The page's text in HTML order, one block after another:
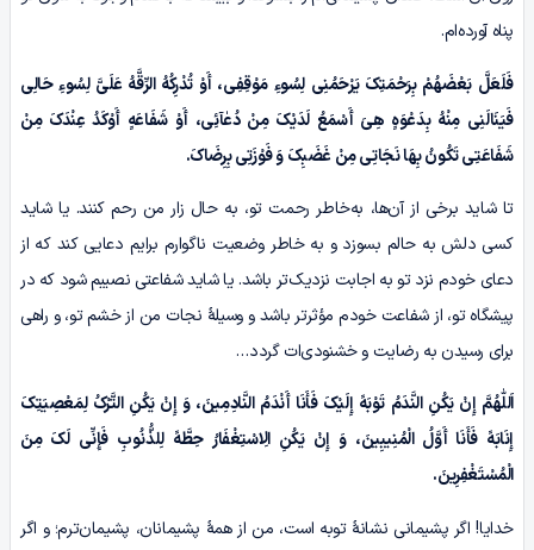
پناه آورده‌ام.
فَلَعَلَّ بَعْضَهُمْ بِرَحْمَتِکَ یَرْحَمُنِی لِسُوءِ مَوْقِفِی، أَوْ تُدْرِکُهُ الرِّقَّهُ عَلَیَّ لِسُوءِ حَالِی
فَیَنَالَنِی مِنْهُ بِدَعْوَهٍ هِیَ أَسْمَعُ لَدَیْکَ مِنْدُعٰآئِی، أَوْ شَفَاعَهٍ أَوْکَدُ عِنْدَکَ مِنْ
شَفَاعَتِی تَکُونُ بِهَا نَجَاتِی مِنْ غَضَبِکَ وَ فَوْزَتِی بِرِضَاکَ.
تا شاید برخی از آن‌ها، به‌خاطر رحمت تو، به حال زار من رحم کنند. یا شاید
کسی دلش به حالم بسوزد و به خاطر وضعیت ناگوارم برایم دعایی کند که از
دعای خودم نزد تو به اجابت نزدیک‌تر باشد. یا شاید شفاعتی نصیبم شود که در
پیشگاه تو، از شفاعت خودم مؤثرتر باشد و وسیلۀ نجات من از خشم تو، و راهی
برای رسیدن به رضایت و خشنودی‌ات گردد…
اَللّٰهُمَّ إِنْ یَکُنِ النَّدَمُ تَوْبَهً إِلَیْکَ فَأَنَا أَنْدَمُ النَّادِمِینَ، وَ إِنْ یَکُنِ التَّرْکُ لِمَعْصِیَتِکَ
إِنَابَهً فَأَنَا أَوَّلُ الْمُنِیبِینَ، وَ إِنْ یَکُنِ الِاسْتِغْفَارُ حِطَّهً لِلذُّنُوبِ فَإِنِّی لَکَ مِنَ
الْمُسْتَغْفِرِینَ.
خدایا! اگر پشیمانی نشانۀ توبه است، من از همۀ پشیمانان، پشیمان‌ترم؛ و اگر